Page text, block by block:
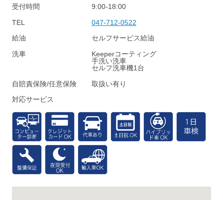
受付時間
9:00-18:00
TEL
047-712-0522
給油
セルフサービス給油
洗車
Keeperコーティング
手洗い洗車
セルフ洗車機1台
自賠責保険/任意保険
取扱い有り
対応サービス